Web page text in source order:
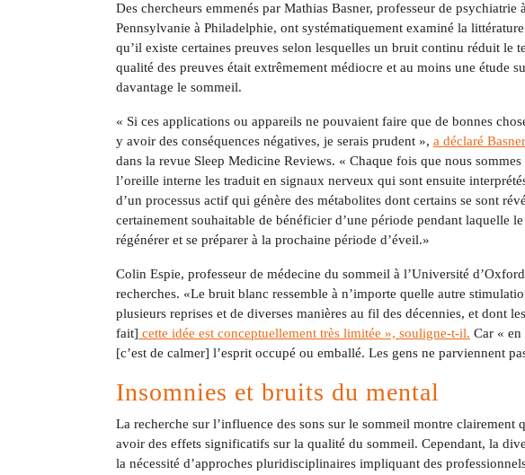
Des chercheurs emmenés par Mathias Basner, professeur de
Pennsylvanie à Philadelphie, ont systématiquement examiné la
qu’il existe certaines preuves selon lesquelles un bruit continu réduit le
qualité des preuves était extrêmement médiocre et au moins une étude
davantage le sommeil.
« Si ces applications ou appareils ne pouvaient faire que de bonnes
y avoir des conséquences négatives, je serais prudent », a déclaré Basner
dans la revue Sleep Medicine Reviews. « Chaque fois que nous sommes
l’oreille interne les traduit en signaux nerveux qui sont ensuite
d’un processus actif qui génère des métabolites dont certains se sont
certainement souhaitable de bénéficier d’une période pendant laquelle
régénérer et se préparer à la prochaine période d’éveil.»
Colin Espie, professeur de médecine du sommeil à l’Université
recherches. «Le bruit blanc ressemble à n’importe quelle autre
plusieurs reprises et de diverses manières au fil des décennies, et dont
fait] cette idée est conceptuellement très limitée », souligne-t-il. Car «
[c’est de calmer] l’esprit occupé ou emballé. Les gens ne parviennent
Insomnies et bruits du mental
La recherche sur l’influence des sons sur le sommeil montre clairement
avoir des effets significatifs sur la qualité du sommeil. Cependant, la
la nécessité d’approches pluridisciplinaires impliquant des